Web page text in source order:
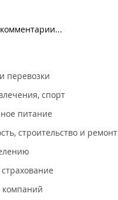
перевозки
спорт
питание
строительство и ремонт